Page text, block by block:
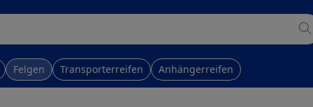
Felgen Transporterreifen Anhängerreifen